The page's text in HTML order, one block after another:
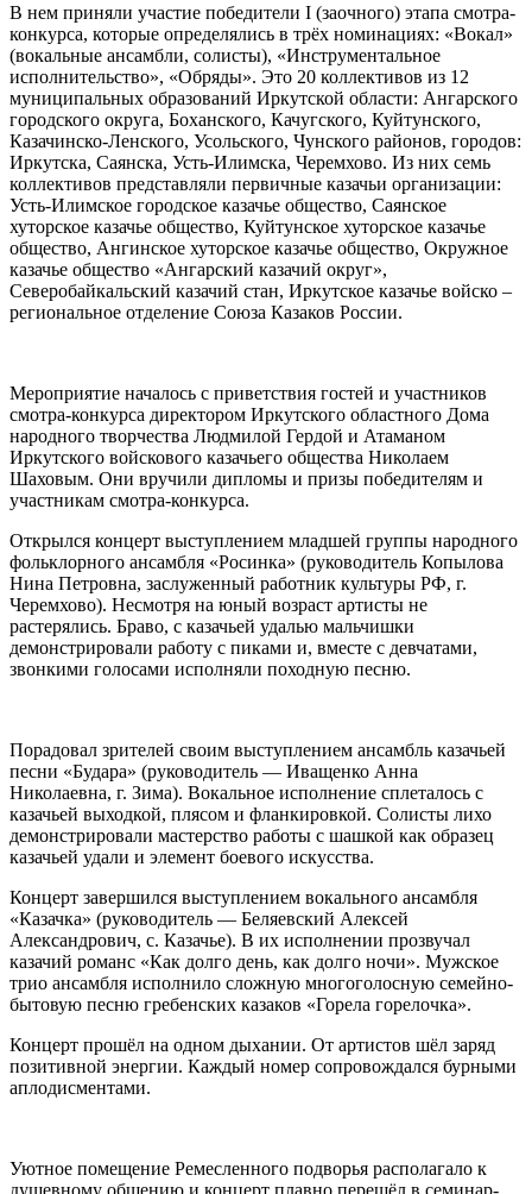
В нем приняли участие победители I (заочного) этапа смотра-
конкурса, которые определялись в трёх номинациях: «Вокал»
(вокальные ансамбли, солисты), «Инструментальное
исполнительство», «Обряды». Это 20 коллективов из 12
муниципальных образований Иркутской области: Ангарского
городского округа, Боханского, Качугского, Куйтунского,
Казачинско-Ленского, Усольского, Чунского районов, городов:
Иркутска, Саянска, Усть-Илимска, Черемхово. Из них семь
коллективов представляли первичные казачьи организации:
Усть-Илимское городское казачье общество, Саянское
хуторское казачье общество, Куйтунское хуторское казачье
общество, Ангинское хуторское казачье общество, Окружное
казачье общество «Ангарский казачий округ»,
Северобайкальский казачий стан, Иркутское казачье войско –
региональное отделение Союза Казаков России.
Мероприятие началось с приветствия гостей и участников
смотра-конкурса директором Иркутского областного Дома
народного творчества Людмилой Гердой и Атаманом
Иркутского войскового казачьего общества Николаем
Шаховым. Они вручили дипломы и призы победителям и
участникам смотра-конкурса.
Открылся концерт выступлением младшей группы народного
фольклорного ансамбля «Росинка» (руководитель Копылова
Нина Петровна, заслуженный работник культуры РФ, г.
Черемхово). Несмотря на юный возраст артисты не
растерялись. Браво, с казачьей удалью мальчишки
демонстрировали работу с пиками и, вместе с девчатами,
звонкими голосами исполняли походную песню.
Порадовал зрителей своим выступлением ансамбль казачьей
песни «Будара» (руководитель — Иващенко Анна
Николаевна, г. Зима). Вокальное исполнение сплеталось с
казачьей выходкой, плясом и фланкировкой. Солисты лихо
демонстрировали мастерство работы с шашкой как образец
казачьей удали и элемент боевого искусства.
Концерт завершился выступлением вокального ансамбля
«Казачка» (руководитель — Беляевский Алексей
Александрович, с. Казачье). В их исполнении прозвучал
казачий романс «Как долго день, как долго ночи». Мужское
трио ансамбля исполнило сложную многоголосную семейно-
бытовую песню гребенских казаков «Горела горелочка».
Концерт прошёл на одном дыхании. От артистов шёл заряд
позитивной энергии. Каждый номер сопровождался бурными
аплодисментами.
Уютное помещение Ремесленного подворья располагало к
душевному общению и концерт плавно перешёл в семинар-